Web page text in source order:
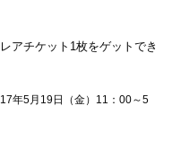
アチケット1枚をゲットでき
年5月19日（金）11：00～5